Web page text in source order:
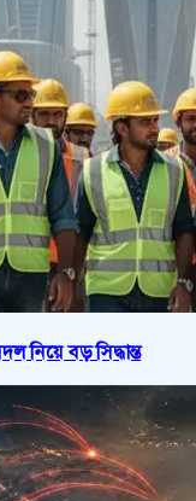
নিয়ে বড় সিদ্ধান্ত